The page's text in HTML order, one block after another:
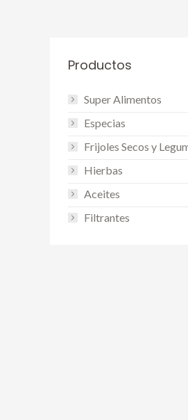
Productos
Super Alimentos
Especias
Frijoles Secos y
Hierbas
Aceites
Filtrantes